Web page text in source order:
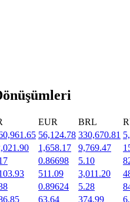
EUR BRL
56,124.78 330,670.81
1,658.17 9,769.47
0.86698 5.10
511.09 3,011.20
0.89624 5.28
63.64 374.99